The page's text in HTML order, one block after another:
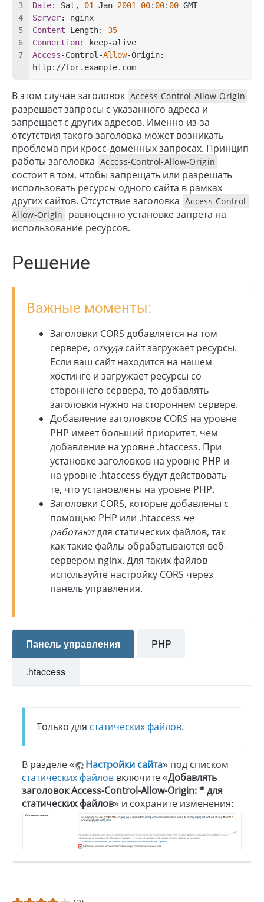
Date: Sat, 01 Jan 2001 00: 00: 00 GMT
Server: nginx
Content-Length: 35
Connection: keep-alive
Access-Control-Allow-Origin:
http://for.example.com
В этом случае заголовок Access-Control-Allow-Origin
разрешает запросы с указанного адреса и
запрещает с других адресов. Именно из-за
отсутствия такого заголовка может возникать
проблема при кросс-доменных запросах. Принцип
работы заголовка Access-Control-Allow-Origin
состоит в том, чтобы запрещать или разрешать
использовать ресурсы одного сайта в рамках
других сайтов. Отсутствие заголовка Access-Control-
Allow-Origin
равноценно установке запрета на
использование ресурсов.
Решение
Важные моменты:
Заголовки CORS добавляется на том
сервере, откудасайт загружает ресурсы.
Если ваш сайт находится на нашем
хостинге и загружает ресурсы со
стороннего сервера, то добавлять
заголовки нужно на стороннем сервере.
Добавление заголовков CORS на уровне
PHP имеет больший приоритет, чем
добавление на уровне .htaccess. При
установке заголовков на уровне PHP и
на уровне .htaccess будут действовать
те, что установлены на уровне PHP.
Заголовки CORS, которые добавлены с
помощью PHP или .htaccess не
работаютдля статических файлов, так
как такие файлы обрабатываются веб-
сервером nginx. Для таких файлов
используйте настройку CORS через
панель управления.
Панель управления PHP
.htaccess
Только для статических файлов.
В разделе « Настройки сайта» под списком
статических файлов включите «Добавлять
заголовок Access-Control-Allow-Origin: * для
статических файлов» и сохраните изменения: